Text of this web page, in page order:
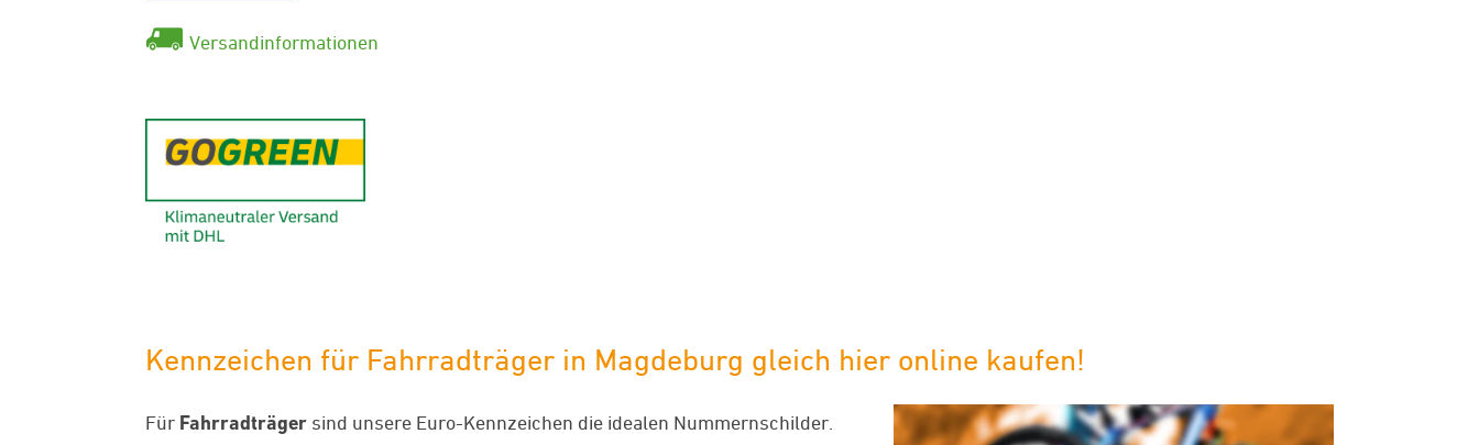
Versandinformationen
Kennzeichen für Fahrradträger in Magdeburg gleich hier online kaufen!
Für Fahrradträger sind unsere Euro-Kennzeichen die idealen Nummernschilder.